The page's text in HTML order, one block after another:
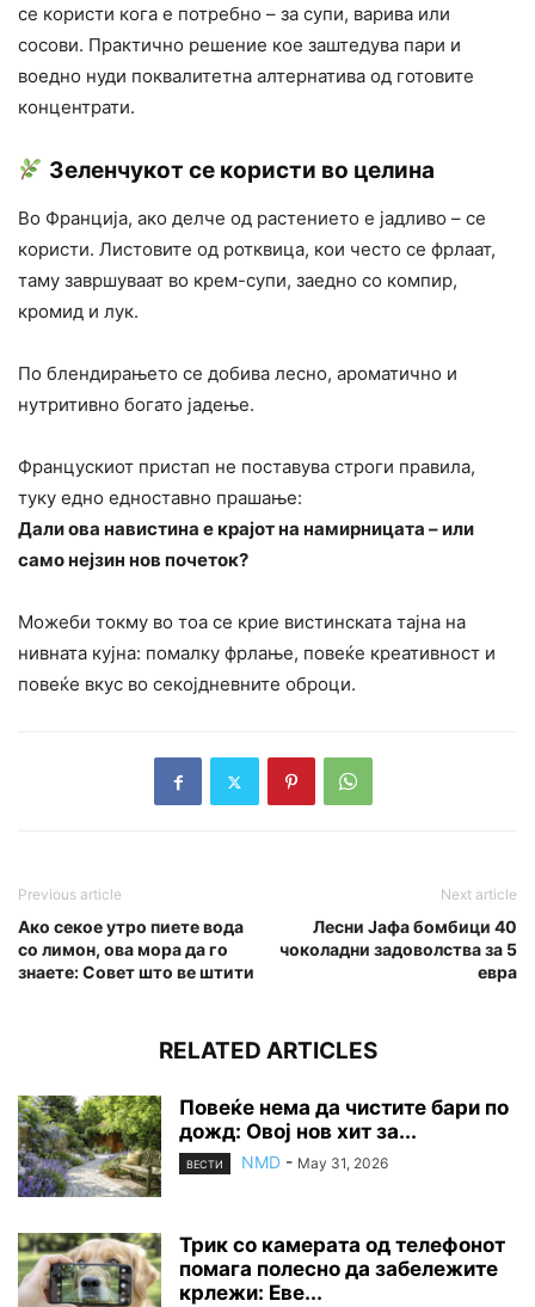
се користи кога е потребно – за супи, варива или
сосови. Практично решение кое заштедува пари и
воедно нуди поквалитетна алтернатива од готовите
концентрати.
Зеленчукот се користи во целина
Во Франција, ако делче од растението е јадливо – се
користи. Листовите од ротквица, кои често се фрлаат,
таму завршуваат во крем-супи, заедно со компир,
кромид и лук.
По блендирањето се добива лесно, ароматично и
нутритивно богато јадење.
Францускиот пристап не поставува строги правила,
туку едно едноставно прашање:
Дали ова навистина е крајот на намирницата – или
само нејзин нов почеток?
Можеби токму во тоа се крие вистинската тајна на
нивната кујна: помалку фрлање, повеќе креативност и
повеќе вкус во секојдневните оброци.
Previous article
Ако секое утро пиете вода
со лимон, ова мора да го
знаете: Совет што ве штити
Next article
Лесни Јафа бомбици 40
чоколадни задоволства за 5
евра
RELATED ARTICLES
Повеќе нема да чистите бари по
дожд: Овој нов хит за...
ВЕСТИ NMD - May 31, 2026
Трик со камерата од телефонот
помага полесно да забележите
крлежи: Еве...